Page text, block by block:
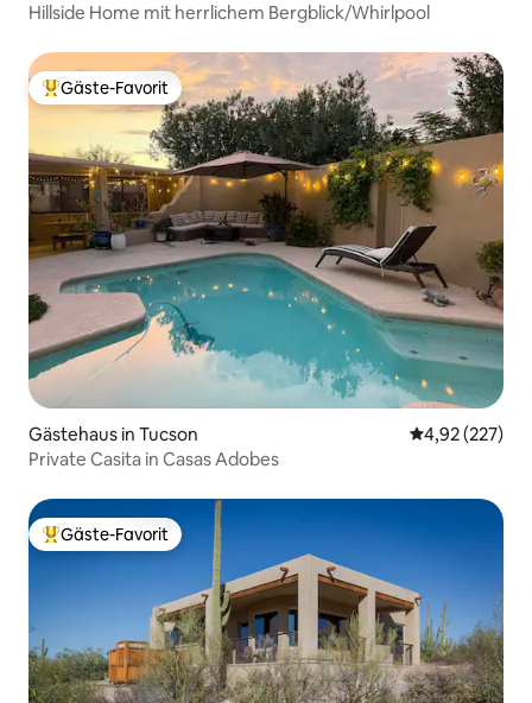
Hillside Home mit herrlichem Bergblick/Whirlpool
Beliebter Gäste-Favorit.
Gäste-Favorit
Gästehaus in Tucson
4,92 (227)
Private Casita in Casas Adobes
Beliebter Gäste-Favorit.
Gäste-Favorit